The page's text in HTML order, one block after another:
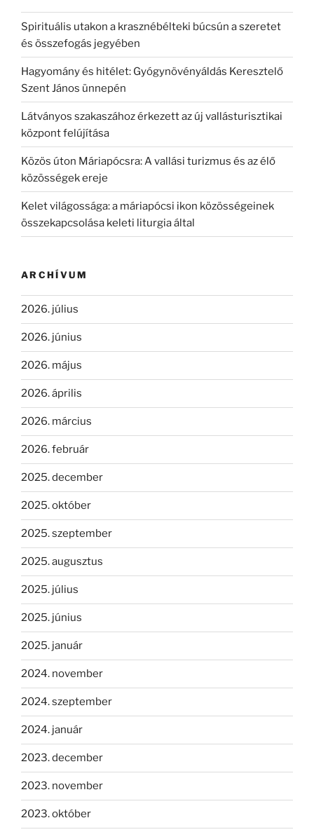
Spirituális utakon a krasznébélteki búcsún a szeretet
és összefogás jegyében
Hagyomány és hitélet: Gyógynövényáldás Keresztelő
Szent János ünnepén
Látványos szakaszához érkezett az új vallásturisztikai
központ felújítása
Közös úton Máriapócsra: A vallási turizmus és az élő
közösségek ereje
Kelet világossága: a máriapócsi ikon közösségeinek
összekapcsolása keleti liturgia által
ARCHÍVUM
2026. július
2026. június
2026. május
2026. április
2026. március
2026. február
2025. december
2025. október
2025. szeptember
2025. augusztus
2025. július
2025. június
2025. január
2024. november
2024. szeptember
2024. január
2023. december
2023. november
2023. október